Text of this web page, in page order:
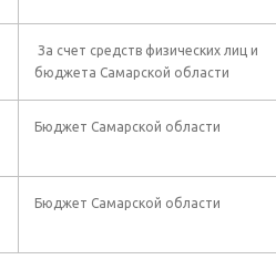
За счет средств физических лиц и
бюджета Самарской области
Бюджет Самарской области
Бюджет Самарской области